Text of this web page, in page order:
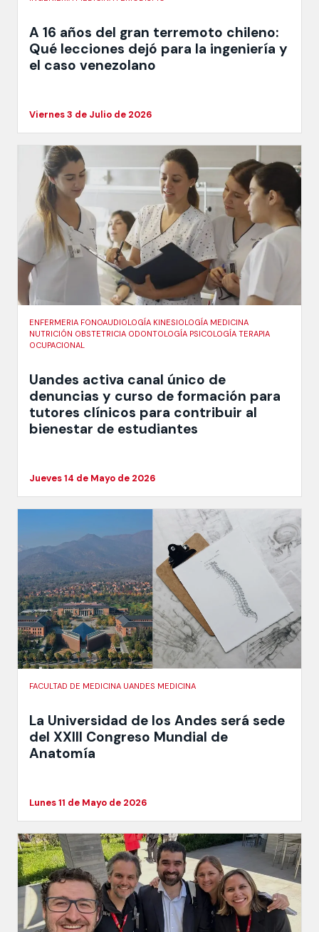
A 16 años del gran terremoto chileno:
Qué lecciones dejó para la ingeniería y
el caso venezolano
Viernes 3 de Julio de 2026
ENFERMERIA FONOAUDIOLOGÍA KINESIOLOGÍA MEDICINA
NUTRICIÓN OBSTETRICIA ODONTOLOGÍA PSICOLOGÍA TERAPIA
OCUPACIONAL
Uandes activa canal único de
denuncias y curso de formación para
tutores clínicos para contribuir al
bienestar de estudiantes
Jueves 14 de Mayo de 2026
FACULTAD DE MEDICINA UANDES MEDICINA
La Universidad de los Andes será sede
del XXIII Congreso Mundial de
Anatomía
Lunes 11 de Mayo de 2026